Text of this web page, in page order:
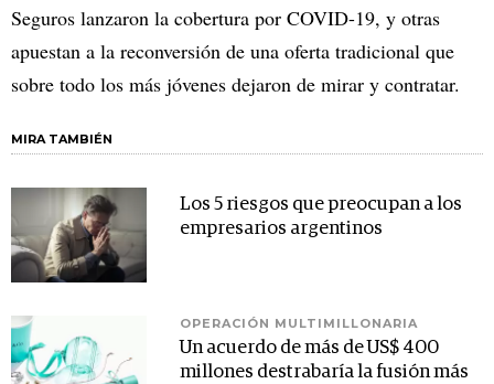
Seguros lanzaron la cobertura por COVID-19, y otras
apuestan a la reconversión de una oferta tradicional que
sobre todo los más jóvenes dejaron de mirar y contratar.
MIRA TAMBIÉN
Los 5 riesgos que preocupan a los
empresarios argentinos
OPERACIÓN MULTIMILLONARIA
Un acuerdo de más de US$ 400
millones destrabaría la fusión más